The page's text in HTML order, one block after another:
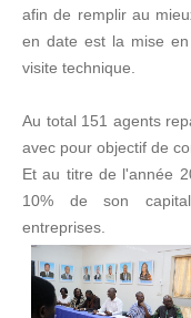
afin de remplir au
en date est la mise
visite technique.
Au total 151 agents
avec pour objectif de
Et au titre de l'année
10% de son
entreprises.